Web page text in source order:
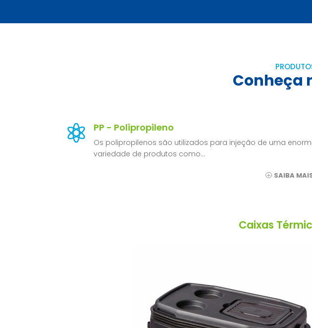
Conheça
 PP - Polipropileno
Os polipropilenos são utilizados para injeção de uma
variedade de produtos como…
SAIBA
Caixas